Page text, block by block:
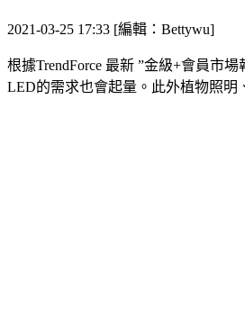
2021-03-25 17:33 [編輯：Bettywu]
根據TrendForce 最新 ”金級+會員市
LED的需求也會起量。此外植物照明